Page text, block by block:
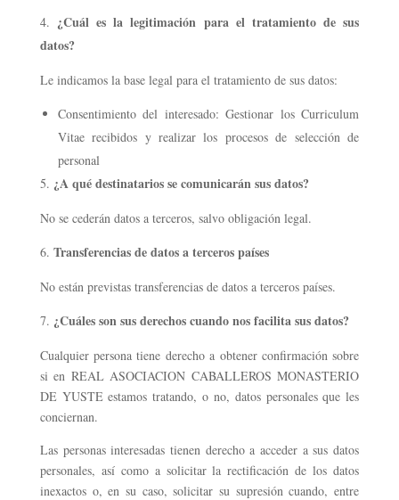
¿Cuál es la legitimación para el tratamiento de sus
datos?
Le indicamos la base legal para el tratamiento de sus datos:
Consentimiento del interesado: Gestionar los Curriculum
Vitae recibidos y realizar los procesos de selección de
personal
¿A qué destinatarios se comunicarán sus datos?
No se cederán datos a terceros, salvo obligación legal.
Transferencias de datos a terceros países
No están previstas transferencias de datos a terceros países.
¿Cuáles son sus derechos cuando nos facilita sus datos?
Cualquier persona tiene derecho a obtener confirmación sobre
si en REAL ASOCIACION CABALLEROS MONASTERIO
DE YUSTE estamos tratando, o no, datos personales que les
conciernan.
Las personas interesadas tienen derecho a acceder a sus datos
personales, así como a solicitar la rectificación de los datos
inexactos o, en su caso, solicitar su supresión cuando, entre